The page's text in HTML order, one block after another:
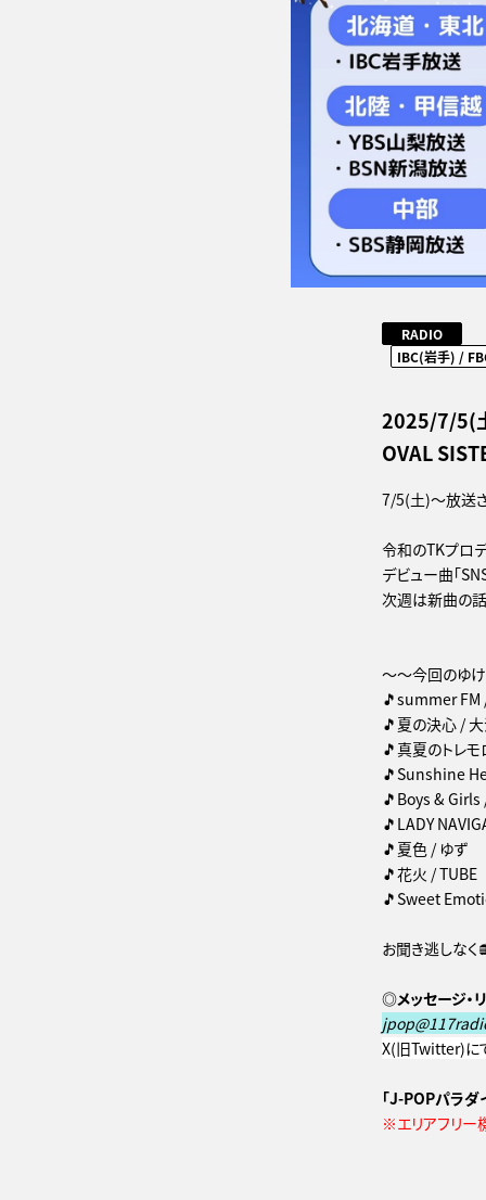
RADIO
IBC(岩手) /
2025/7/5(
OVAL
7/5(土)～放送
令和のTKプロ
デビュー曲「
次週は新曲の
～～今回のゆ
🎵summer FM
🎵夏の決心 /
🎵真夏のトレ
🎵Sunshine
🎵Boys &
🎵LADY
🎵夏色 / ゆず
🎵花火 / TUBE
🎵Sweet
お聞き逃しなく
◎メッセージ・
X(旧Twitter)に
「J-POPパラダ
※エリアフリー